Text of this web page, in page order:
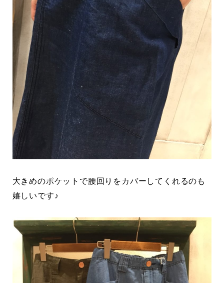
大きめのポケットで腰回りをカバーしてくれるのも
嬉しいです♪